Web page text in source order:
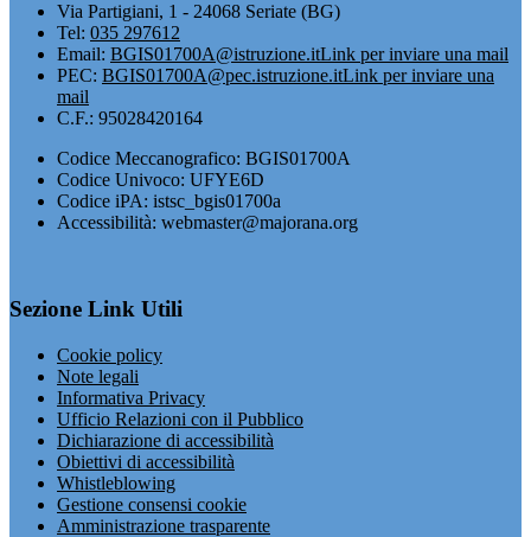
Via Partigiani, 1 - 24068 Seriate (BG)
Tel: 035 297612
Email: BGIS01700A@istruzione.itLink per inviare una mail
PEC: BGIS01700A@pec.istruzione.itLink per inviare una
mail
C.F.: 95028420164
Codice Meccanografico: BGIS01700A
Codice Univoco: UFYE6D
Codice iPA: istsc_bgis01700a
Accessibilità: webmaster@majorana.org
Sezione Link Utili
Cookie policy
Note legali
Informativa Privacy
Ufficio Relazioni con il Pubblico
Dichiarazione di accessibilità
Obiettivi di accessibilità
Whistleblowing
Gestione consensi cookie
Amministrazione trasparente